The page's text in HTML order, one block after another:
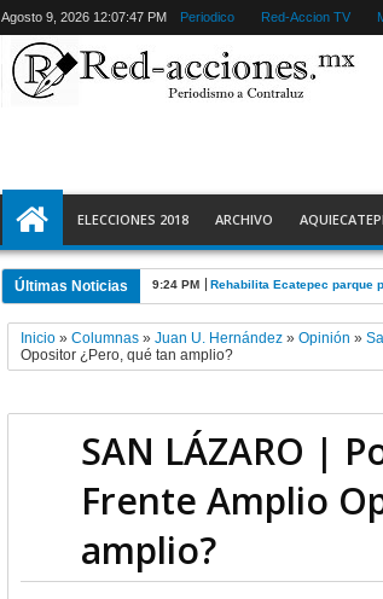
Agosto 9, 2026 12:07:48 PM Periodico Red-Accion TV
ELECCIONES 2018 ARCHIVO
Últimas Noticias 4:01 PM Municipales aprehenden a 5
Inicio» Columnas» Juan U. Hernández» Opinión »
Opositor ¿Pero, qué tan amplio?
SAN LÁZARO |
Frente Amplio
amplio?